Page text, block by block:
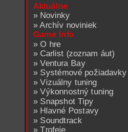
Aktuálne
» Novinky
»Archív noviniek
Game Info
»O hre
» Carlist (zoznam áut)
»Ventura Bay
» Systémové požiadavky
»Vizuálny tuning
»Výkonnostný tuning
» Snapshot Tipy
» Hlavné Postavy
» Soundtrack
»Trofeje